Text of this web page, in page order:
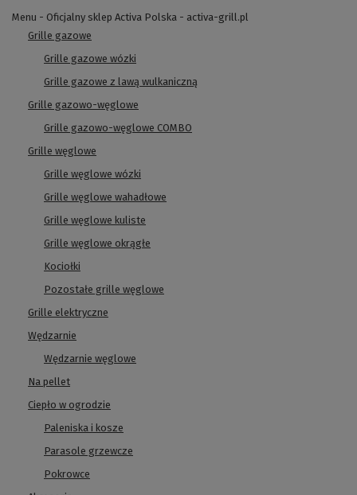
Menu - Oficjalny sklep Activa Polska - activa-grill.pl
Grille gazowe
Grille gazowe wózki
Grille gazowe z lawą wulkaniczną
Grille gazowo-węglowe
Grille gazowo-węglowe COMBO
Grille węglowe
Grille węglowe wózki
Grille węglowe wahadłowe
Grille węglowe kuliste
Grille węglowe okrągłe
Kociołki
Pozostałe grille węglowe
Grille elektryczne
Wędzarnie
Wędzarnie węglowe
Na pellet
Ciepło w ogrodzie
Paleniska i kosze
Parasole grzewcze
Pokrowce